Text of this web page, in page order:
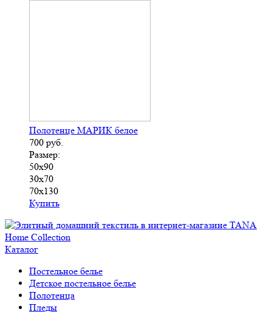
Полотенце МАРИК белое
700 руб.
Размер:
50х90
30х70
70х130
Купить
Каталог
Постельное белье
Детское постельное белье
Полотенца
Пледы